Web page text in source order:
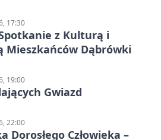
17:30
z Kulturą i
Mieszkańców Dąbrówki
19:00
Gwiazd
22:00
Dorosłego Człowieka –